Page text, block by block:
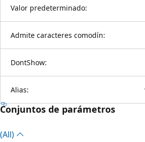
Valor predeterminado:
Admite caracteres comodín:
DontShow:
Alias:
Conjuntos de parámetros
(All)